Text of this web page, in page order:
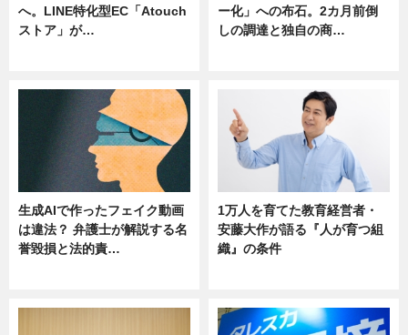
へ。LINE特化型EC「Atouch
ストア」が…
ー化」への布石。2カ月前倒
しの調達と独自の商…
生成AIで作ったフェイク動画
は違法？ 弁護士が解説する名
誉毀損と法的責…
1万人を育てた教育経営者・
安藤大作が語る『人が育つ組
織』の条件